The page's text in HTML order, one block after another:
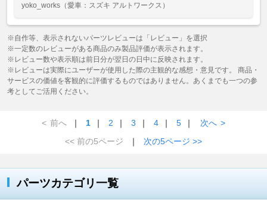
yoko_works （愛車：スズキ アルトワークス）
※自作等、表示されないパーツレビューは「レビュー」を選択
※一定数のレビューがある商品のみ製品評価が表示されます。
※レビュー数や表示順は前日分が翌日の日中に反映されます。
※レビューは実際にユーザーが使用した際の主観的な感想・意見です。 商品・
サービスの価値を客観的に評価するものではありません。あくまでも一つの参
考としてご活用ください。
< 前へ ｜ 1 ｜ 2 ｜ 3 ｜ 4 ｜ 5 ｜ 次へ >
<< 前の5ページ
｜ 次の5ページ >>
パーツカテゴリ一覧